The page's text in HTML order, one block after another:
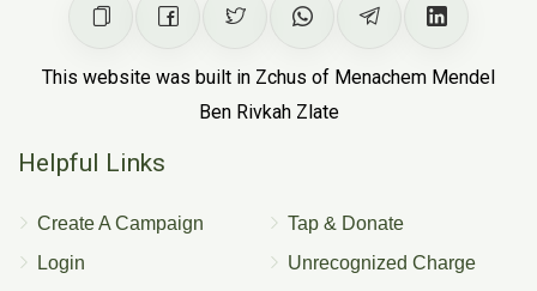
This website was built in Zchus of Menachem Mendel
Ben Rivkah Zlate
Helpful Links
Create A Campaign
Login
Tap & Donate
Unrecognized Charge